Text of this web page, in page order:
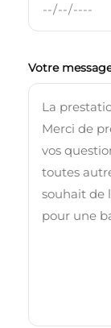
Votre